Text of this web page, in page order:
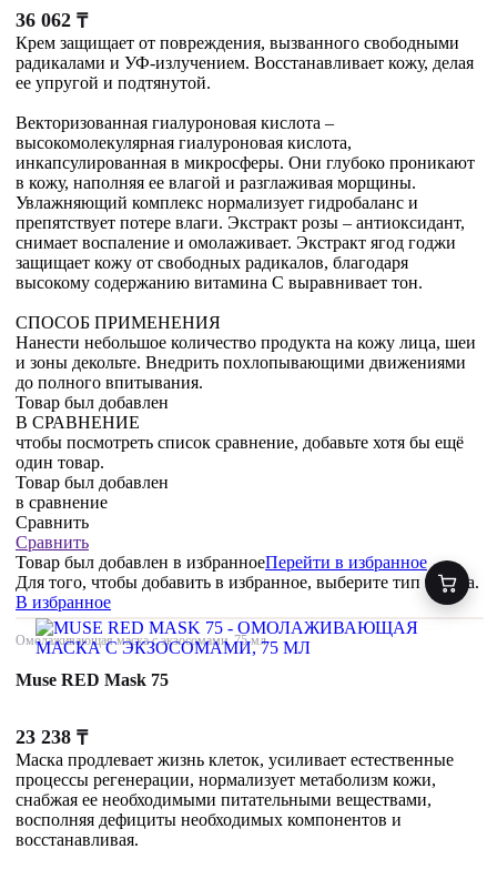
36 062 ₸
Крем защищает от повреждения, вызванного свободными
радикалами и УФ-излучением. Восстанавливает кожу, делая
ее упругой и подтянутой.
Векторизованная гиалуроновая кислота –
высокомолекулярная гиалуроновая кислота,
инкапсулированная в микросферы. Они глубоко проникают
в кожу, наполняя ее влагой и разглаживая морщины.
Увлажняющий комплекс нормализует гидробаланс и
препятствует потере влаги. Экстракт розы – антиоксидант,
снимает воспаление и омолаживает. Экстракт ягод годжи
защищает кожу от свободных радикалов, благодаря
высокому содержанию витамина С выравнивает тон.
СПОСОБ ПРИМЕНЕНИЯ
Нанести небольшое количество продукта на кожу лица, шеи
и зоны декольте. Внедрить похлопывающими движениями
до полного впитывания.
Товар был добавлен
В СРАВНЕНИЕ
чтобы посмотреть список сравнение, добавьте хотя бы ещё
один товар.
Товар был добавлен
в сравнение
Сравнить
Сравнить
Товар был добавлен в избранноеПерейти в избранное
Для того, чтобы добавить в избранное, выберите тип товара.
В избранное
Омолаживающая маска с экзосомами, 75 мл
Muse RED Mask 75
23 238 ₸
Маска продлевает жизнь клеток, усиливает естественные
процессы регенерации, нормализует метаболизм кожи,
снабжая ее необходимыми питательными веществами,
восполняя дефициты необходимых компонентов и
восстанавливая.